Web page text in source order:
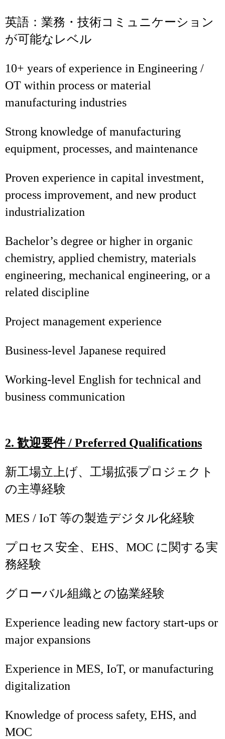
英語：業務・技術コミュニケーション
が可能なレベル
10+ years of experience in Engineering /
OT within process or material
manufacturing industries
Strong knowledge of manufacturing
equipment, processes, and maintenance
Proven experience in capital investment,
process improvement, and new product
industrialization
Bachelor’s degree or higher in organic
chemistry, applied chemistry, materials
engineering, mechanical engineering, or a
related discipline
Project management experience
Business‑level Japanese required
Working‑level English for technical and
business communication
2. 歓迎要件/ Preferred Qualifications
新工場立上げ、工場拡張プロジェクト
の主導経験
MES / IoT 等の製造デジタル化経験
プロセス安全、EHS、MOC に関する実
務経験
グローバル組織との協業経験
Experience leading new factory start‑ups or
major expansions
Experience in MES, IoT, or manufacturing
digitalization
Knowledge of process safety, EHS, and
MOC